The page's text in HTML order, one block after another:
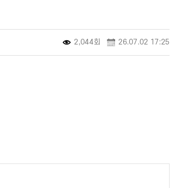
2,044회 26.07.02 17:25